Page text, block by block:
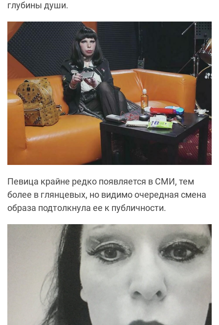
глубины души.
Певица крайне редко появляется в СМИ, тем
более в глянцевых, но видимо очередная смена
образа подтолкнула ее к публичности.